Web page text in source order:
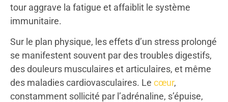
tour aggrave la fatigue et affaiblit le système
immunitaire.
Sur le plan physique, les effets d’un stress prolongé
se manifestent souvent par des troubles digestifs,
des douleurs musculaires et articulaires, et même
des maladies cardiovasculaires. Le cœur,
constamment sollicité par l’adrénaline, s’épuise,